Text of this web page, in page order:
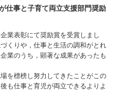
仕事と子育て両立支援部門奨励
業表彰にて奨励賞を受賞しまし
くりや，仕事と生活の調和がとれ
業のうち，顕著な成果があったも
を標榜し努力してきたことがこの
も仕事と育児が両立できるよりよ